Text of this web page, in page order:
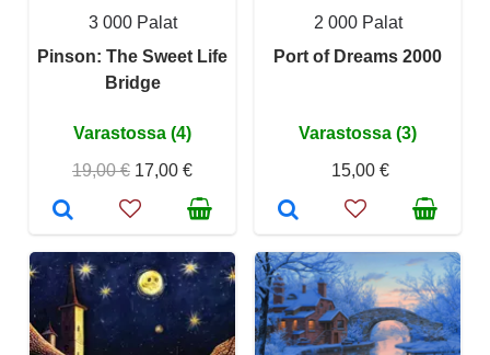
3 000 Palat
Pinson: The Sweet Life
Bridge
Varastossa (4)
19,00 € 17,00 €
2 000 Palat
Port of Dreams 2000
Varastossa (3)
15,00 €